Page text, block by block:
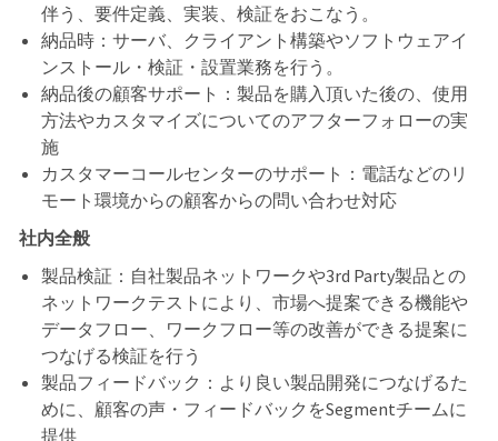
伴う、要件定義、実装、検証をおこなう。
納品時：サーバ、クライアント構築やソフトウェアイ
ンストール・検証・設置業務を行う。
納品後の顧客サポート：製品を購入頂いた後の、使用
方法やカスタマイズについてのアフターフォローの実
施
カスタマーコールセンターのサポート：電話などのリ
モート環境からの顧客からの問い合わせ対応
社内全般
製品検証：自社製品ネットワークや3rd Party製品との
ネットワークテストにより、市場へ提案できる機能や
データフロー、ワークフロー等の改善ができる提案に
つなげる検証を行う
製品フィードバック：より良い製品開発につなげるた
めに、顧客の声・フィードバックをSegmentチームに
提供